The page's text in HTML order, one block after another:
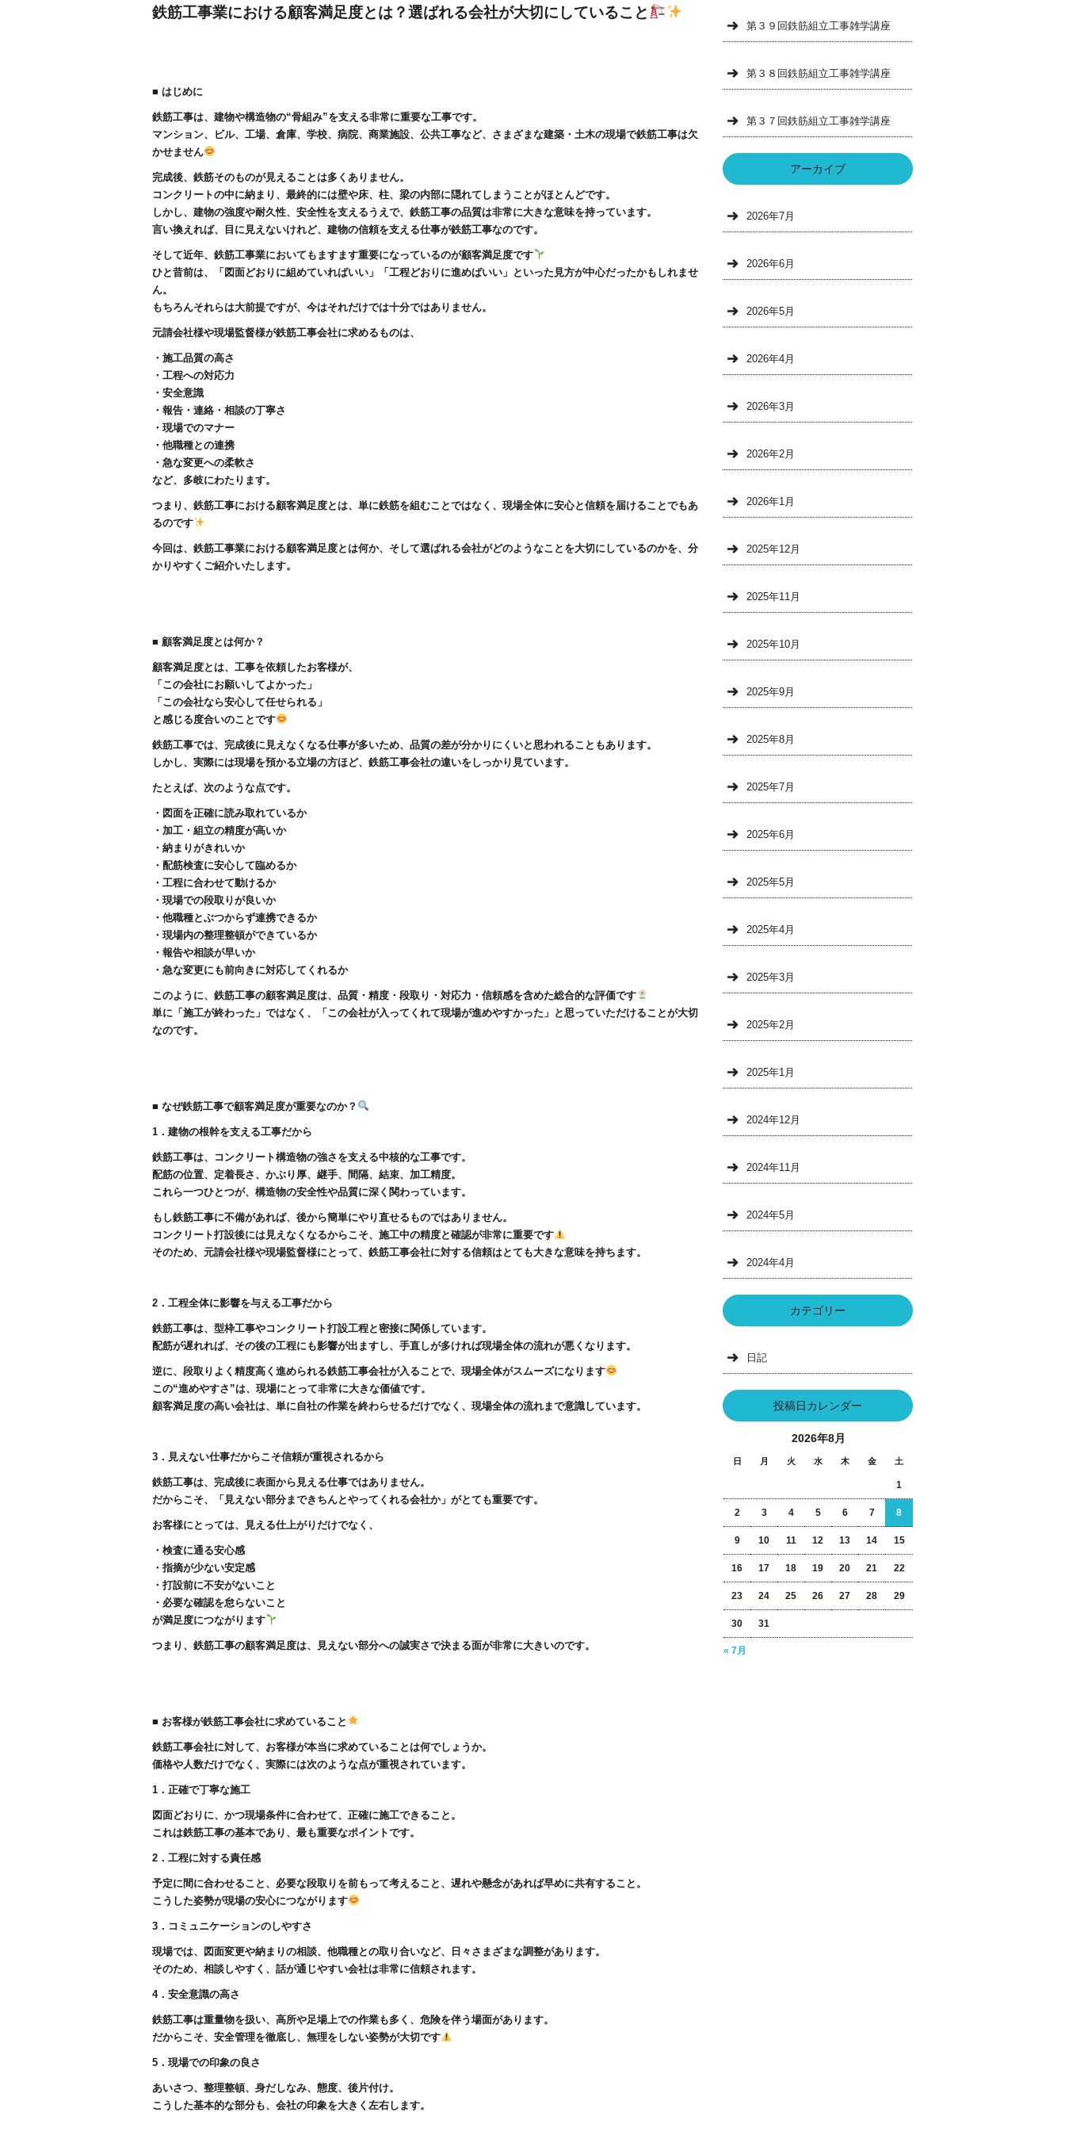
o
鉄筋工事業における顧客満足度とは？選ばれる会社が大切にしていること
■ はじめに
鉄筋工事は、建物や構造物の“骨組み”を支える非常に重要な工事です。
マンション、ビル、工場、倉庫、学校、病院、商業施設、公共工事など、さまざまな建築・土木の現場で鉄筋工事は欠
かせません
完成後、鉄筋そのものが見えることは多くありません。
コンクリートの中に納まり、最終的には壁や床、柱、梁の内部に隠れてしまうことがほとんどです。
しかし、建物の強度や耐久性、安全性を支えるうえで、鉄筋工事の品質は非常に大きな意味を持っています。
言い換えれば、目に見えないけれど、建物の信頼を支える仕事が鉄筋工事なのです。
そして近年、鉄筋工事業においてもますます重要になっているのが顧客満足度です
ひと昔前は、「図面どおりに組めていればいい」「工程どおりに進めばいい」といった見方が中心だったかもしれませ
ん。
もちろんそれらは大前提ですが、今はそれだけでは十分ではありません。
元請会社様や現場監督様が鉄筋工事会社に求めるものは、
・施工品質の高さ
・工程への対応力
・安全意識
・報告・連絡・相談の丁寧さ
・現場でのマナー
・他職種との連携
・急な変更への柔軟さ
など、多岐にわたります。
つまり、鉄筋工事における顧客満足度とは、単に鉄筋を組むことではなく、現場全体に安心と信頼を届けることでもあ
るのです
今回は、鉄筋工事業における顧客満足度とは何か、そして選ばれる会社がどのようなことを大切にしているのかを、分
かりやすくご紹介いたします。
■ 顧客満足度とは何か？
顧客満足度とは、工事を依頼したお客様が、
「この会社にお願いしてよかった」
「この会社なら安心して任せられる」
と感じる度合いのことです
鉄筋工事では、完成後に見えなくなる仕事が多いため、品質の差が分かりにくいと思われることもあります。
しかし、実際には現場を預かる立場の方ほど、鉄筋工事会社の違いをしっかり見ています。
たとえば、次のような点です。
・図面を正確に読み取れているか
・加工・組立の精度が高いか
・納まりがきれいか
・配筋検査に安心して臨めるか
・工程に合わせて動けるか
・現場での段取りが良いか
・他職種とぶつからず連携できるか
・現場内の整理整頓ができているか
・報告や相談が早いか
・急な変更にも前向きに対応してくれるか
このように、鉄筋工事の顧客満足度は、品質・精度・段取り・対応力・信頼感を含めた総合的な評価です
単に「施工が終わった」ではなく、「この会社が入ってくれて現場が進めやすかった」と思っていただけることが大切
なのです。
■ なぜ鉄筋工事で顧客満足度が重要なのか？
1．建物の根幹を支える工事だから
鉄筋工事は、コンクリート構造物の強さを支える中核的な工事です。
配筋の位置、定着長さ、かぶり厚、継手、間隔、結束、加工精度。
これら一つひとつが、構造物の安全性や品質に深く関わっています。
もし鉄筋工事に不備があれば、後から簡単にやり直せるものではありません。
コンクリート打設後には見えなくなるからこそ、施工中の精度と確認が非常に重要です
そのため、元請会社様や現場監督様にとって、鉄筋工事会社に対する信頼はとても大きな意味を持ちます。
2．工程全体に影響を与える工事だから
鉄筋工事は、型枠工事やコンクリート打設工程と密接に関係しています。
配筋が遅れれば、その後の工程にも影響が出ますし、手直しが多ければ現場全体の流れが悪くなります。
逆に、段取りよく精度高く進められる鉄筋工事会社が入ることで、現場全体がスムーズになります
この“進めやすさ”は、現場にとって非常に大きな価値です。
顧客満足度の高い会社は、単に自社の作業を終わらせるだけでなく、現場全体の流れまで意識しています。
3．見えない仕事だからこそ信頼が重視されるから
鉄筋工事は、完成後に表面から見える仕事ではありません。
だからこそ、「見えない部分まできちんとやってくれる会社か」がとても重要です。
お客様にとっては、見える仕上がりだけでなく、
・検査に通る安心感
・指摘が少ない安定感
・打設前に不安がないこと
・必要な確認を怠らないこと
が満足度につながります
つまり、鉄筋工事の顧客満足度は、見えない部分への誠実さで決まる面が非常に大きいのです。
■ お客様が鉄筋工事会社に求めていること
鉄筋工事会社に対して、お客様が本当に求めていることは何でしょうか。
価格や人数だけでなく、実際には次のような点が重視されています。
1．正確で丁寧な施工
図面どおりに、かつ現場条件に合わせて、正確に施工できること。
これは鉄筋工事の基本であり、最も重要なポイントです。
2．工程に対する責任感
予定に間に合わせること、必要な段取りを前もって考えること、遅れや懸念があれば早めに共有すること。
こうした姿勢が現場の安心につながります
3．コミュニケーションのしやすさ
現場では、図面変更や納まりの相談、他職種との取り合いなど、日々さまざまな調整があります。
そのため、相談しやすく、話が通じやすい会社は非常に信頼されます。
4．安全意識の高さ
鉄筋工事は重量物を扱い、高所や足場上での作業も多く、危険を伴う場面があります。
だからこそ、安全管理を徹底し、無理をしない姿勢が大切です
5．現場での印象の良さ
あいさつ、整理整頓、身だしなみ、態度、後片付け。
こうした基本的な部分も、会社の印象を大きく左右します。
第３９回鉄筋組立工事雑学講座
第３８回鉄筋組立工事雑学講座
第３７回鉄筋組立工事雑学講座
アーカイブ
2026年7月
2026年6月
2026年5月
2026年4月
2026年3月
2026年2月
2026年1月
2025年12月
2025年11月
2025年10月
2025年9月
2025年8月
2025年7月
2025年6月
2025年5月
2025年4月
2025年3月
2025年2月
2025年1月
2024年12月
2024年11月
2024年5月
2024年4月
カテゴリー
日記
投稿日カレンダー
2026年8月
日 月 火 水 木 金 土
« 7月
1
2 3 4 5 6 7 8
9 10 11 12 13 14 15
16 17 18 19 20 21 22
23 24 25 26 27 28 29
30 31